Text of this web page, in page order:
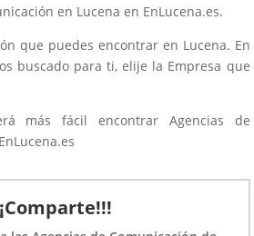
en Lucena en EnLucena.es.
que puedes encontrar en Lucena. En
buscado para ti, elije la Empresa que
más fácil encontrar Agencias de